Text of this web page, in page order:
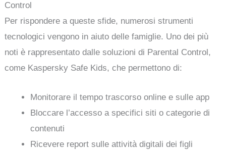
Control
Per rispondere a queste sfide, numerosi strumenti
tecnologici vengono in aiuto delle famiglie. Uno dei più
noti è rappresentato dalle soluzioni di Parental Control,
come Kaspersky Safe Kids, che permettono di:
Monitorare il tempo trascorso online e sulle app
Bloccare l’accesso a specifici siti o categorie di
contenuti
Ricevere report sulle attività digitali dei figli